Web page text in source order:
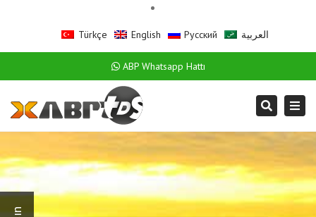
Türkçe English Русский العربية
ABP Whatsapp Hattı
Search